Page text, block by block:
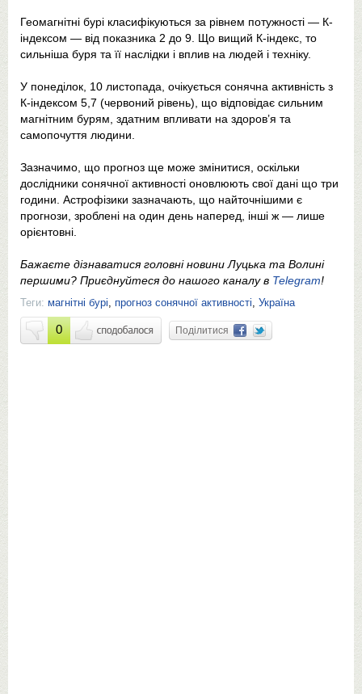
Геомагнітні бурі класифікуються за рівнем потужності — К-
індексом — від показника 2 до 9. Що вищий К-індекс, то
сильніша буря та її наслідки і вплив на людей і техніку.
У понеділок, 10 листопада, очікується сонячна активність з
К-індексом 5,7 (червоний рівень), що відповідає сильним
магнітним бурям, здатним впливати на здоров’я та
самопочуття людини.
Зазначимо, що прогноз ще може змінитися, оскільки
дослідники сонячної активності оновлюють свої дані що три
години. Астрофізики зазначають, що найточнішими є
прогнози, зроблені на один день наперед, інші ж — лише
орієнтовні.
Бажаєте дізнаватися головні новини Луцька та Волині
першими? Приєднуйтеся до нашого каналу в Telegram!
Теги: магнітні бурі прогноз сонячної активності Україна
0 Поділитися